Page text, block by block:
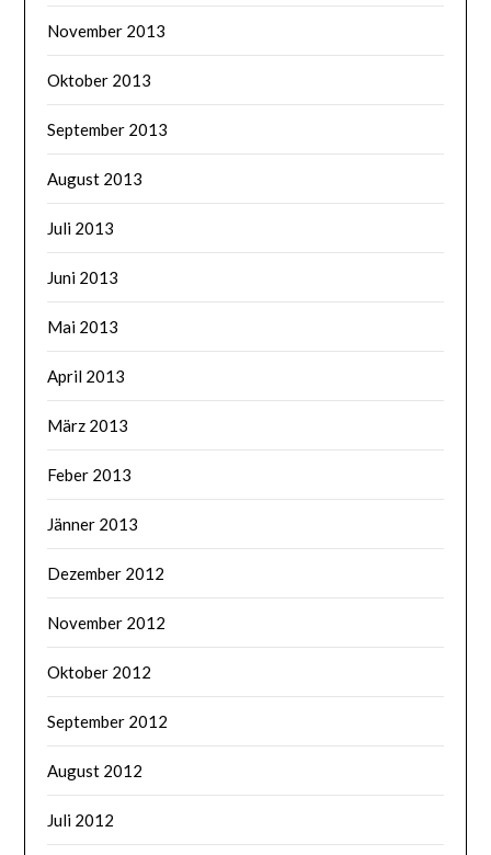
November 2013
Oktober 2013
September 2013
August 2013
Juli 2013
Juni 2013
Mai 2013
April 2013
März 2013
Feber 2013
Jänner 2013
Dezember 2012
November 2012
Oktober 2012
September 2012
August 2012
Juli 2012